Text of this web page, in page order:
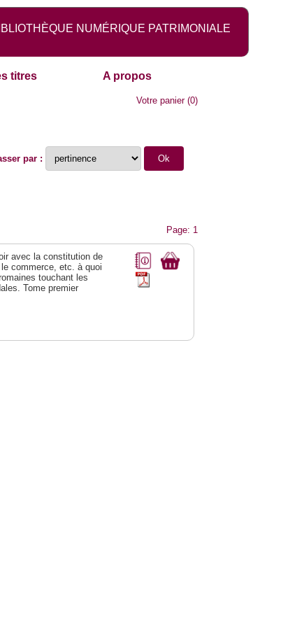
NUMÉRIQUE PATRIMONIALE
titres A propos
Votre panier(0)
par :
Page: 1
avec la constitution de
commerce, etc. à quoi
touchant les
Tome premier